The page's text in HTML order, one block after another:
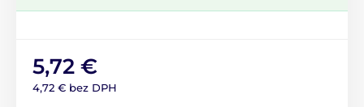
5,72 €
4,72 € bez DPH